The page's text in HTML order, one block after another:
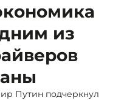
из
Путин подчеркнул